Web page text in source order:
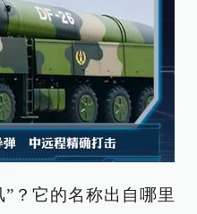
？它的名称出自哪里